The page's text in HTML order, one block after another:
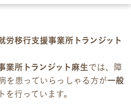
いて
労移行支援事業所トランジット
業所トランジット麻生では、障
を患っていらっしゃる方が一般
を行っています。